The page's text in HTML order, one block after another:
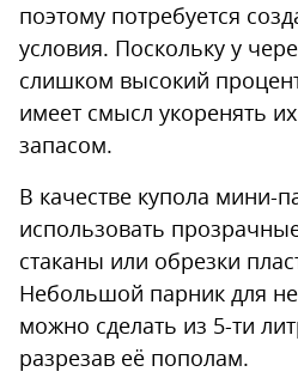
поэтому потребуется
условия. Поскольку у
слишком высокий
имеет смысл укоренять
запасом.
В качестве купола мини-
использовать
стаканы или обрезки
Небольшой парник для
можно сделать из 5-ти
разрезав её пополам.